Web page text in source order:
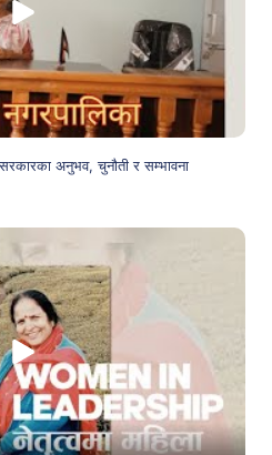
अनुभव, चुनौती र सम्भावना